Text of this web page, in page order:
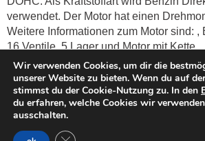
verwendet. Der Motor hat einen
Weitere Informationen zum Motor sind: ,
16 Ventile, 5 Lager und Motor mit Kette.
Kosten & Preise
gebrauchte,
Austauschmotoren für
FOCUS III Stufenheck
Wir verwenden Cookies, um dir die
unserer Website zu bieten. Wenn du auf
stimmst du der Cookie-Nutzung zu. In den
du erfahren, welche Cookies wir
ausschalten.
GDPR Cookie-Banner schließen